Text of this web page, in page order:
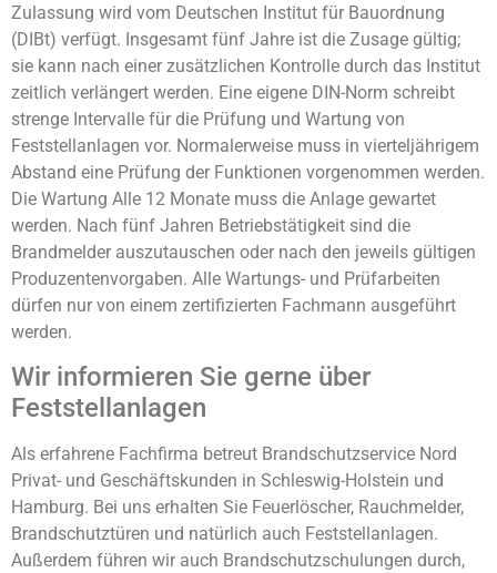
Zulassung wird vom Deutschen Institut für Bauordnung
(DIBt) verfügt. Insgesamt fünf Jahre ist die Zusage gültig;
sie kann nach einer zusätzlichen Kontrolle durch das Institut
zeitlich verlängert werden. Eine eigene DIN-Norm schreibt
strenge Intervalle für die Prüfung und Wartung von
Feststellanlagen vor. Normalerweise muss in vierteljährigem
Abstand eine Prüfung der Funktionen vorgenommen werden.
Die Wartung Alle 12 Monate muss die Anlage gewartet
werden. Nach fünf Jahren Betriebstätigkeit sind die
Brandmelder auszutauschen oder nach den jeweils gültigen
Produzentenvorgaben. Alle Wartungs- und Prüfarbeiten
dürfen nur von einem zertifizierten Fachmann ausgeführt
werden.
Wir informieren Sie gerne über
Feststellanlagen
Als erfahrene Fachfirma betreut Brandschutzservice Nord
Privat- und Geschäftskunden in Schleswig-Holstein und
Hamburg. Bei uns erhalten Sie Feuerlöscher, Rauchmelder,
Brandschutztüren und natürlich auch Feststellanlagen.
Außerdem führen wir auch Brandschutzschulungen durch,